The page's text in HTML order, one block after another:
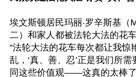
埃文斯顿居民玛丽‧罗辛斯基（
二）和家人都被法轮大法的花
“法轮大法的花车每次都让我惊
乱，‘真、善、忍’正是我们所
同这些价值观——这真的太棒